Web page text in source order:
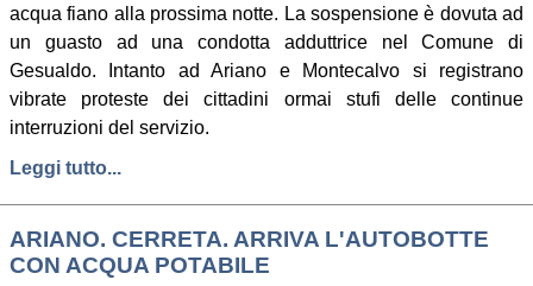
acqua fiano alla prossima notte. La sospensione è dovuta ad
un guasto ad una condotta adduttrice nel Comune di
Gesualdo. Intanto ad Ariano e Montecalvo si registrano
vibrate proteste dei cittadini ormai stufi delle continue
interruzioni del servizio.
Leggi tutto...
ARIANO. CERRETA. ARRIVA L'AUTOBOTTE
CON ACQUA POTABILE